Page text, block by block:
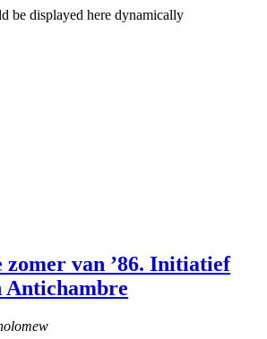
be displayed here dynamically
zomer van ’86. Initiatief
Antichambre